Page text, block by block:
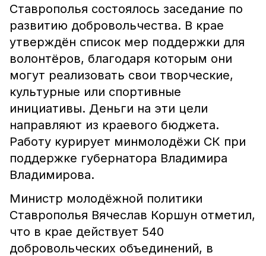
Ставрополья состоялось заседание по
развитию добровольчества. В крае
утверждён список мер поддержки для
волонтёров, благодаря которым они
могут реализовать свои творческие,
культурные или спортивные
инициативы. Деньги на эти цели
направляют из краевого бюджета.
Работу курирует минмолодёжи СК при
поддержке губернатора Владимира
Владимирова.
Министр молодёжной политики
Ставрополья Вячеслав Коршун отметил,
что в крае действует 540
добровольческих объединений, в